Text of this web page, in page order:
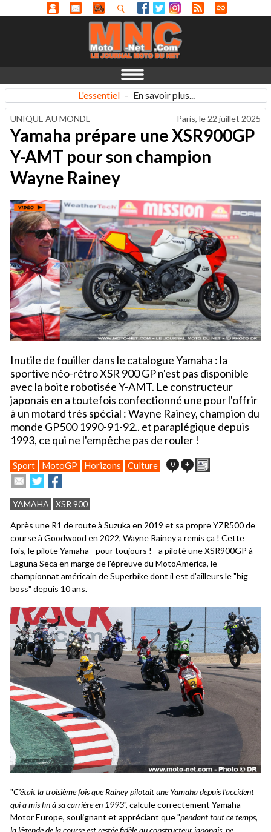
L'essentiel - En savoir plus...
UNIQUE AU MONDE Paris, le 22 juillet 2025
Yamaha prépare une XSR900GP
Y-AMT pour son champion
Wayne Rainey
Inutile de fouiller dans le catalogue Yamaha : la
sportive néo-rétro XSR 900 GP n'est pas disponible
avec la boite robotisée Y-AMT. Le constructeur
japonais en a toutefois confectionné une pour l'offrir
à un motard très spécial : Wayne Rainey, champion du
monde GP500 1990-91-92.. et paraplégique depuis
1993, ce qui ne l'empêche pas de rouler !
Sport MotoGP Horizons Culture 0 +
Envoyer
cet
article
à
un
ami
Partager
sur
Twitter
sur
Facebook
YAMAHA XSR 900
Après une R1 de route à Suzuka en 2019 et sa propre YZR500 de
course à Goodwood en 2022, Wayne Rainey a remis ça ! Cette
fois, le pilote Yamaha - pour toujours ! - a piloté une XSR900GP à
Laguna Seca en marge de l'épreuve du MotoAmerica, le
championnat américain de Superbike dont il est d'ailleurs le "big
boss" depuis 10 ans.
"C'était la troisième fois que Rainey pilotait une Yamaha depuis l'accident
qui a mis fin à sa carrière en 1993", calcule correctement Yamaha
Motor Europe, soulignant et appréciant que "pendant tout ce temps,
la légende de la course est restée fidèle au constructeur japonais, ne